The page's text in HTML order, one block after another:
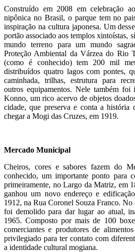
Construído em 2008 em celebração
nipônica no Brasil, o parque tem no
inspiração na cultura japonesa. Um
portão associado aos templos xintoístas,
mundo terreno para um mundo
Proteção Ambiental da Várzea do Rio
(como é conhecido) tem 200 mil
distribuídos quatro lagos com pontes,
caminhada, trilhas, estrutura para
outros equipamentos. Nele também
Konno, um rico acervo de objetos
cidade, que preserva e conta a história
chegar a Mogi das Cruzes, em 1919.
Mercado Municipal
Cheiros, cores e sabores fazem do
conhecido, um importante ponto para
primeiramente, no Largo da Matriz, em
ganhou um novo endereço e
1912, na Rua Coronel Souza Franco.
foi demolido para dar lugar ao atual,
1965. Composto por mais de 100
comerciantes e produtores de
privilegiado para ter contato com
a identidade cultural mogiana.